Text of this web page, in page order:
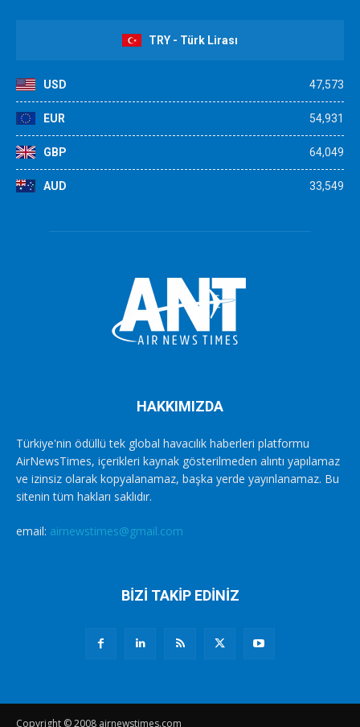
TRY - Türk Lirası
USD 47,573
EUR 54,931
GBP 64,049
AUD 33,549
HAKKIMIZDA
Türkiye'nin ödüllü tek global havacılık haberleri platformu
AirNewsTimes, içerikleri kaynak gösterilmeden alıntı yapılamaz
ve izinsiz olarak kopyalanamaz, başka yerde yayınlanamaz. Bu
sitenin tüm hakları saklıdır.
email: airnewstimes@gmail.com
BİZİ TAKİP EDİNİZ
Copyright © 2008 airnewstimes.com